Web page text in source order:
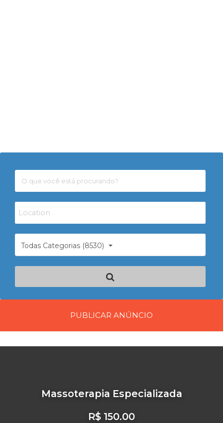
Todas Categorias (8530)
PUBLICAR ANÚNCIO
Massoterapia Especializada
R$ 150.00